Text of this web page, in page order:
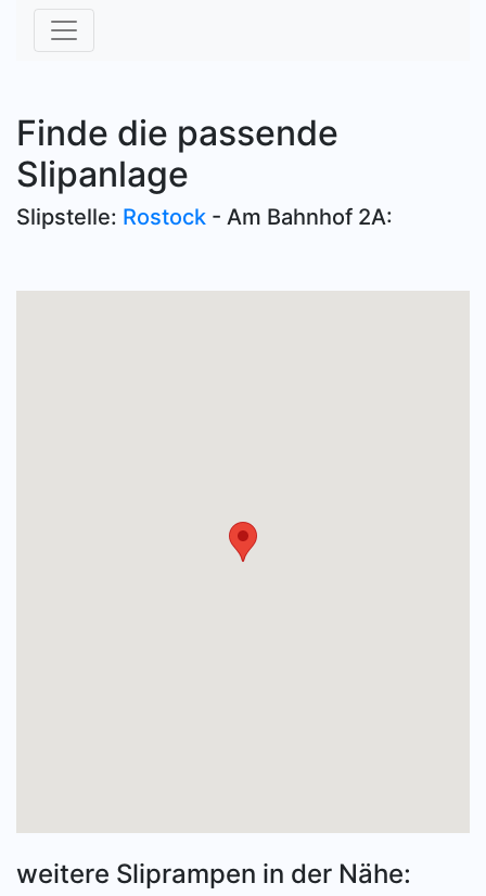
Finde die passende
Slipanlage
Slipstelle: Rostock - Am Bahnhof 2A:
weitere Sliprampen in der Nähe: